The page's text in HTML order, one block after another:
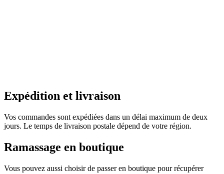
Expédition et livraison
Vos commandes sont expédiées dans un délai maximum de deux
jours. Le temps de livraison postale dépend de votre région.
Ramassage en boutique
Vous pouvez aussi choisir de passer en boutique pour récupérer